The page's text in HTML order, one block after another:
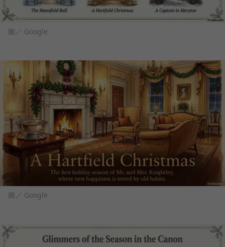
圖／ Google
圖／ Google